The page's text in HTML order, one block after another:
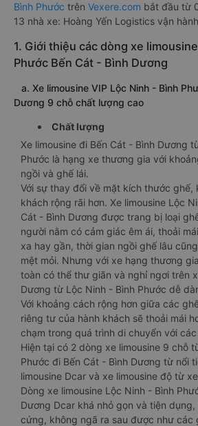
Bình Phước trên Vexere.com bắt đầu từ
13 nhà xe: Hoàng Yến Logistics vận
1. Giới thiệu các dòng xe
Phước Bến Cát - Bình Dương
a. Xe limousine VIP Lộc Ninh - Bình
Dương 9 chỗ chất lượng cao
Chất lượng
Xe limousine đi Bến Cát - Bình Dương
Phước là hạng xe thương gia với
ngồi và ghế lái.
Với sự thay đổi về mặt kích thước ghế,
khách rộng rãi hơn. Xe limousine Lộc
Cát - Bình Dương được trang bị loại
người nằm có cảm giác êm ái, thoải
xa hay gần, thời gian ngồi ghế lâu
mệt mỏi. Nhưng với xe hạng thương
toàn có thể thư giãn và nghỉ ngơi trên
Dương từ Lộc Ninh - Bình Phước dễ
Với khoảng cách rộng hơn giữa các
riêng tư của hành khách sẽ thoải mái
chạm trong quá trình di chuyển với
Hiện tại có 2 dòng xe limousine 9 chỗ
Phước đi Bến Cát - Bình Dương từ nổi
limousine Dcar và xe limousine độ từ
Dòng xe limousine Lộc Ninh - Bình
Dương Dcar khá nhỏ gọn và tiện
cứng, không ngã ra sau được như các